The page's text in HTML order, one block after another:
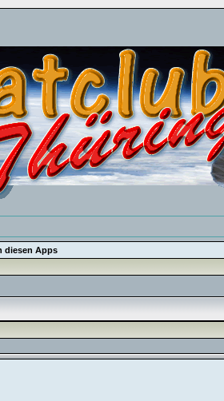
diesen Apps